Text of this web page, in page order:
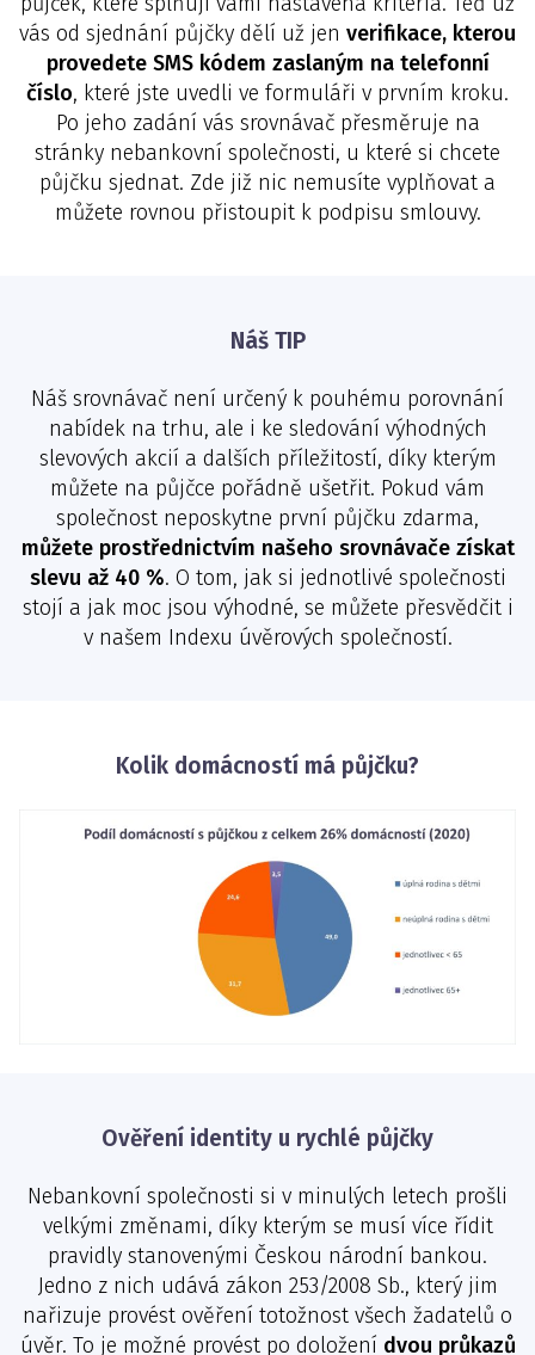
vás od sjednání půjčky dělí už jen verifikace, kterou
provedete SMS kódem zaslaným na telefonní
číslo, které jste uvedli ve formuláři v prvním kroku.
Po jeho zadání vás srovnávač přesměruje na
stránky nebankovní společnosti, u které si chcete
půjčku sjednat. Zde již nic nemusíte vyplňovat a
můžete rovnou přistoupit k podpisu smlouvy.
Náš TIP
Náš srovnávač není určený k pouhému porovnání
nabídek na trhu, ale i ke sledování výhodných
slevových akcií a dalších příležitostí, díky kterým
můžete na půjčce pořádně ušetřit. Pokud vám
společnost neposkytne první půjčku zdarma,
můžete prostřednictvím našeho srovnávače získat
slevu až 40 %. O tom, jak si jednotlivé společnosti
stojí a jak moc jsou výhodné, se můžete přesvědčit i
v našem Indexu úvěrových společností.
Kolik domácností má půjčku?
Ověření identity u rychlé půjčky
Nebankovní společnosti si v minulých letech prošli
velkými změnami, díky kterým se musí více řídit
pravidly stanovenými Českou národní bankou.
Jedno z nich udává zákon 253/2008 Sb., který jim
nařizuje provést ověření totožnost všech žadatelů o
úvěr. To je možné provést po doložení dvou průkazů